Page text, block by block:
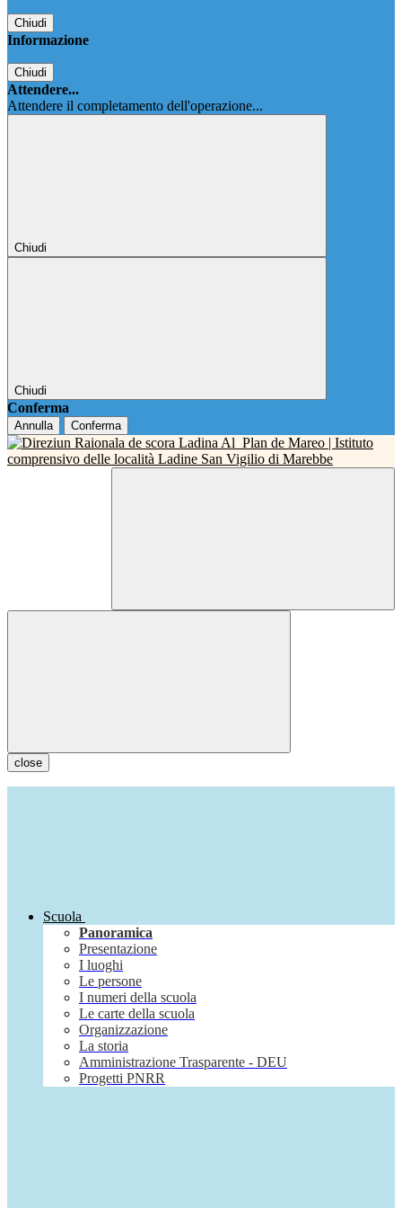
Chiudi
Informazione
Chiudi
Attendere...
Attendere il completamento dell'operazione...
Chiudi
Chiudi
Conferma
Annulla Conferma
close
Scuola
Panoramica
Presentazione
I luoghi
Le persone
I numeri della scuola
Le carte della scuola
Organizzazione
La storia
Amministrazione Trasparente - DEU
Progetti PNRR